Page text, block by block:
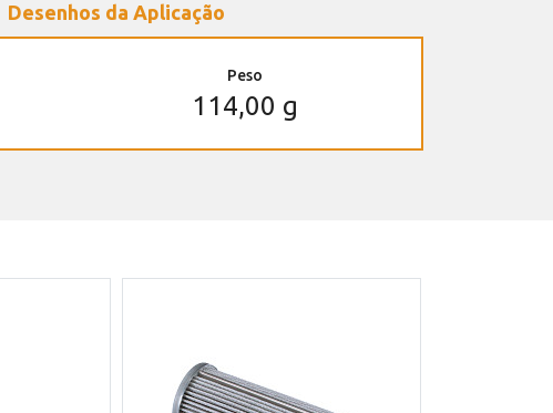
Desenhos da Aplicação
Peso
114,00 g